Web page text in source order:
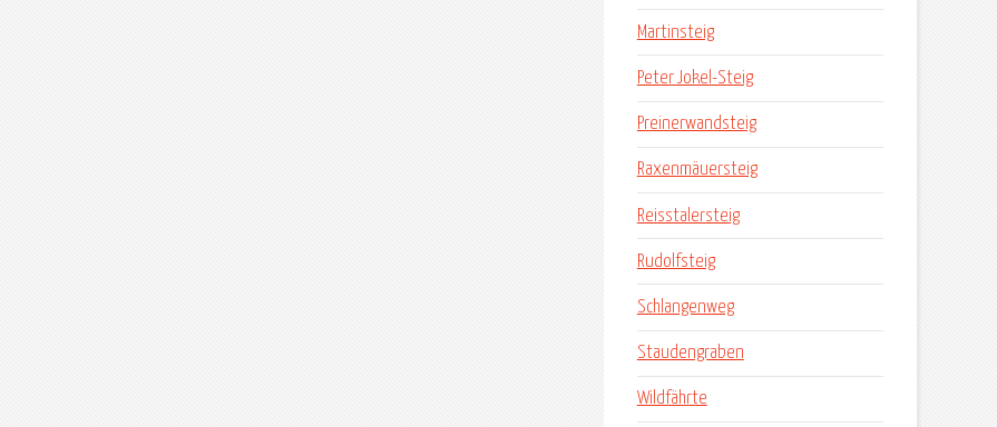
Martinsteig
Peter Jokel-Steig
Preinerwandsteig
Raxenmäuersteig
Reisstalersteig
Rudolfsteig
Schlangenweg
Staudengraben
Wildfährte